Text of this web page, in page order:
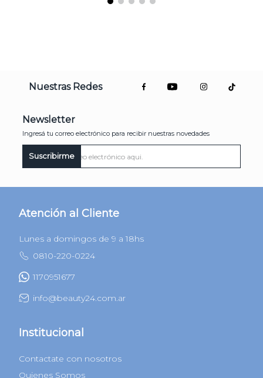
Nuestras Redes
Suscribirme
Atención al Cliente
Lunes a domingos de 9 a 18hs
info@beauty24.com.ar